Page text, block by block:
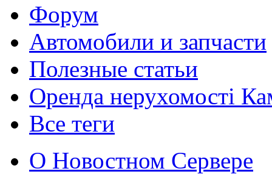
Форум
Автомобили и запчасти
Полезные статьи
Оренда нерухомості
Все теги
О Новостном Сервере